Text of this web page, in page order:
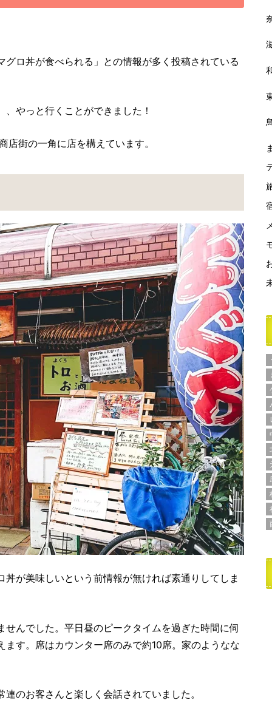
ロ丼が食べられる」との情報が多く投稿されている
やっと行くことができました！
街の一角に店を構えています。
が美味しいという前情報が無ければ素通りしてしま
んでした。平日昼のピークタイムを過ぎた時間に伺
す。席はカウンター席のみで約10席。家のようなな
のお客さんと楽しく会話されていました。